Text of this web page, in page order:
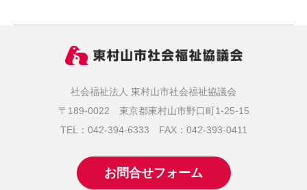
社会福祉法人 東村山市社会福祉協議会
〒189-0022 東京都東村山市野口町1-25-15
TEL：042-394-6333 FAX：042-393-0411
お問合せフォーム